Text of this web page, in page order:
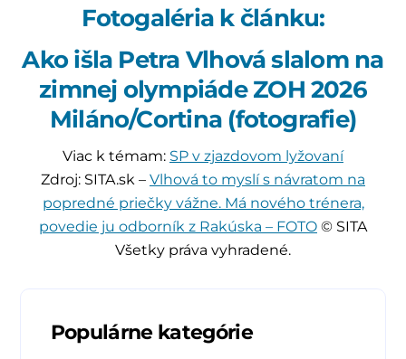
Fotogaléria k článku:
Ako išla Petra Vlhová slalom na
zimnej olympiáde ZOH 2026
Miláno/Cortina (fotografie)
Viac k témam: SP v zjazdovom lyžovaní
Zdroj: SITA.sk – Vlhová to myslí s návratom na
popredné priečky vážne. Má nového trénera,
povedie ju odborník z Rakúska – FOTO © SITA
Všetky práva vyhradené.
Populárne kategórie